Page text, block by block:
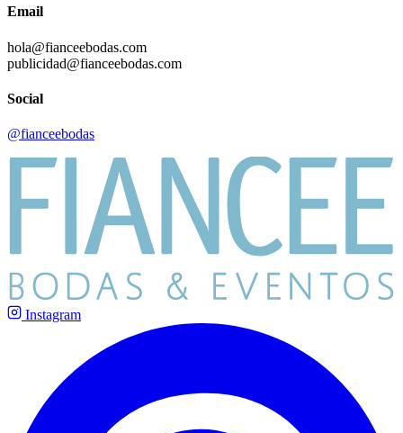
Email
hola@fianceebodas.com
publicidad@fianceebodas.com
Social
@fianceebodas
Instagram